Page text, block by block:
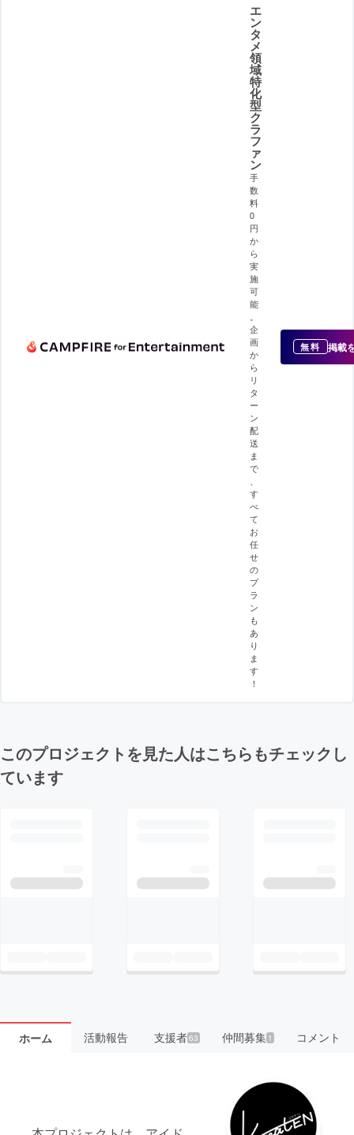
エ
ン
タ
メ
領
域
特
化
型
ク
ラ
フ
ァ
ン
手
数
料
0
円
か
ら
実
施
可
能
企
画
か
ら
リ
タ
ー
ン
配
送
ま
で
す
べ
て
お
任
せ
の
プ
ラ
ン
も
あ
り
ま
す
！
無料 掲載
このプロジェクトを見た人はこちらもチェックし
ています
ホーム 活動報告 支援者63 仲間募集 1 コメント